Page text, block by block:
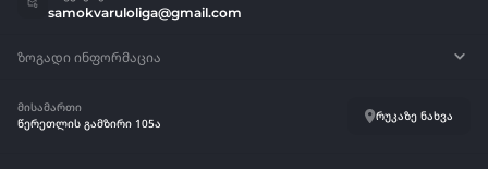
ზოგადი ინფორმაცია
samokvaruloliga@gmail.com
მისამართი
წერეთლის გამზირი 105ა
რუკაზე ნახვა